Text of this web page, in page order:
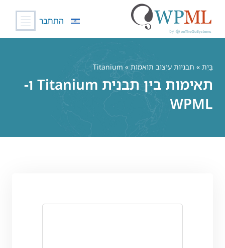
התחבר
בַּיִת » תבניות עיצוב תואמות » Titanium
תאימות בין תבנית Titanium ו-
WPML